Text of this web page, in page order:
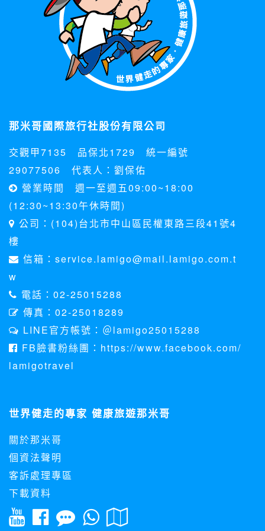
那米哥國際旅行社股份有限公司
交觀甲7135 品保北1729 統一編號
29077506 代表人：劉保佑
營業時間 週一至週五09:00~18:00
(12:30~13:30午休時間)
公司：(104)台北市中山區民權東路三段41號4
樓
信箱：service.lamigo@mail.lamigo.com.t
w
電話：02-25015288
傳真：02-25018289
LINE官方帳號：＠lamigo25015288
FB臉書粉絲團：https://www.facebook.com/
lamigotravel
世界健走的專家 健康旅遊那米哥
關於那米哥
個資法聲明
客訴處理專區
下載資料